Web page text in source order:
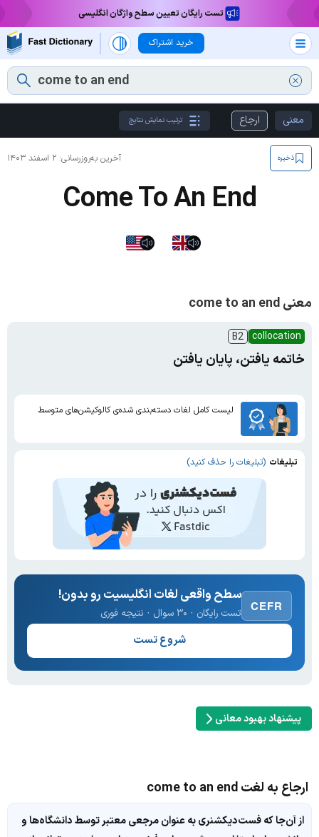
تست رایگان تعیین سطح واژگان انگلیسی
خرید اشتراک
معنی ارجاع ترتیب نمایش نتایج
آخرین به‌روزرسانی: ۲ اسفند ۱۴۰۳ ذخیره
Come To An End
معنی come to an end
collocation
B2
خاتمه یافتن، پایان یافتن
لیست کامل لغات دسته‌بندی شده‌ی کالوکیشن‌های متوسط
تبلیغات (تبلیغات را حذف کنید)
CEFR
سطح واقعی لغات انگلیسیت رو بدون!
تست رایگان · ۳۰ سوال · نتیجه فوری
شروع تست
پیشنهاد بهبود معانی
ارجاع به لغت come to an end
از آن‌جا که فست‌دیکشنری به عنوان مرجعی معتبر توسط دانشگاه‌ها و